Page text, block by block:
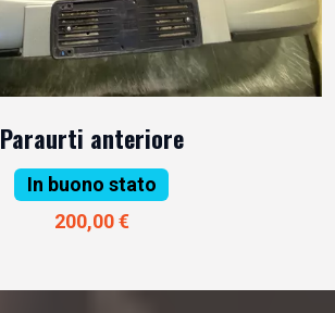
Paraurti anteriore
In buono stato
200,00 €